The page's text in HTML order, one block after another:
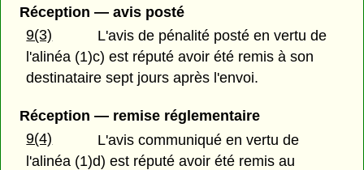
Réception — avis posté
9(3)
L'avis de pénalité posté en vertu de
l'alinéa (1)c) est réputé avoir été remis à son
destinataire sept jours après l'envoi.
Réception — remise réglementaire
9(4)
L'avis communiqué en vertu de
l'alinéa (1)d) est réputé avoir été remis au